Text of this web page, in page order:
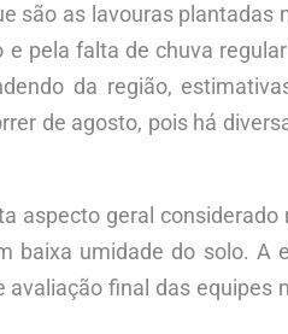
são as lavouras plantadas
pela falta de chuva
da região,
de agosto, pois há
aspecto geral considerado
baixa umidade do solo. A
avaliação final das equipes